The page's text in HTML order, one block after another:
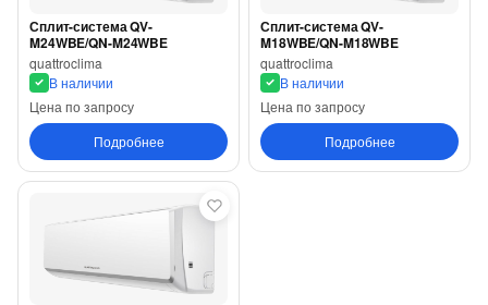
Сплит-система QV-
M24WBE/QN-M24WBE
quattroclima
В наличии
Цена по запросу
Подробнее
Сплит-система QV-
M18WBE/QN-M18WBE
quattroclima
В наличии
Цена по запросу
Подробнее